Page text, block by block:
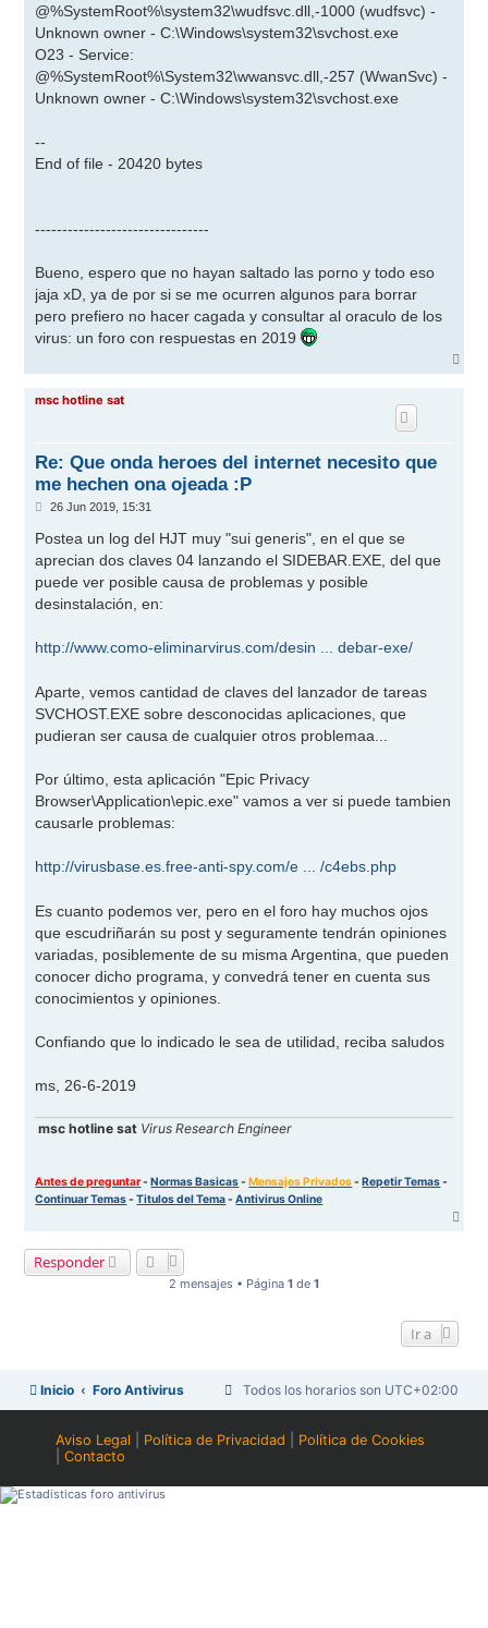
@%SystemRoot%\system32\wudfsvc.dll,-1000 (wudfsvc) -
Unknown owner - C:\Windows\system32\svchost.exe
O23 - Service:
@%SystemRoot%\System32\wwansvc.dll,-257 (WwanSvc) -
Unknown owner - C:\Windows\system32\svchost.exe
--
End of file - 20420 bytes
--------------------------------
Bueno, espero que no hayan saltado las porno y todo eso
jaja xD, ya de por si se me ocurren algunos para borrar
pero prefiero no hacer cagada y consultar al oraculo de los
virus: un foro con respuestas en 2019
r
msc hotline sat
Re: Que onda heroes del internet necesito que
me hechen ona ojeada :P
M
n
s
a
e
26 Jun 2019, 15:31
Postea un log del HJT muy "sui generis", en el que se
aprecian dos claves 04 lanzando el SIDEBAR.EXE, del que
puede ver posible causa de problemas y posible
desinstalación, en:
http://www.como-eliminarvirus.com/desin ... debar-exe/
Aparte, vemos cantidad de claves del lanzador de tareas
SVCHOST.EXE sobre desconocidas aplicaciones, que
pudieran ser causa de cualquier otros problemaa...
Por último, esta aplicación "Epic Privacy
Browser\Application\epic.exe" vamos a ver si puede tambien
causarle problemas:
http://virusbase.es.free-anti-spy.com/e ... /c4ebs.php
Es cuanto podemos ver, pero en el foro hay muchos ojos
que escudriñarán su post y seguramente tendrán opiniones
variadas, posiblemente de su misma Argentina, que pueden
conocer dicho programa, y convedrá tener en cuenta sus
conocimientos y opiniones.
Confiando que lo indicado le sea de utilidad, reciba saludos
ms, 26-6-2019
msc hotline sat Virus Research Engineer
Antes de preguntar-Normas Basicas-Mensajes Privados-Repetir Temas-
Continuar Temas-Titulos del Tema-Antivirus Online
Responder
2 mensajes • Página 1 de 1
Ir a
Inicio Foro Antivirus Todos los horarios son UTC+02:00
Aviso Legal Política de Privacidad
Política de Cookies
|Contacto